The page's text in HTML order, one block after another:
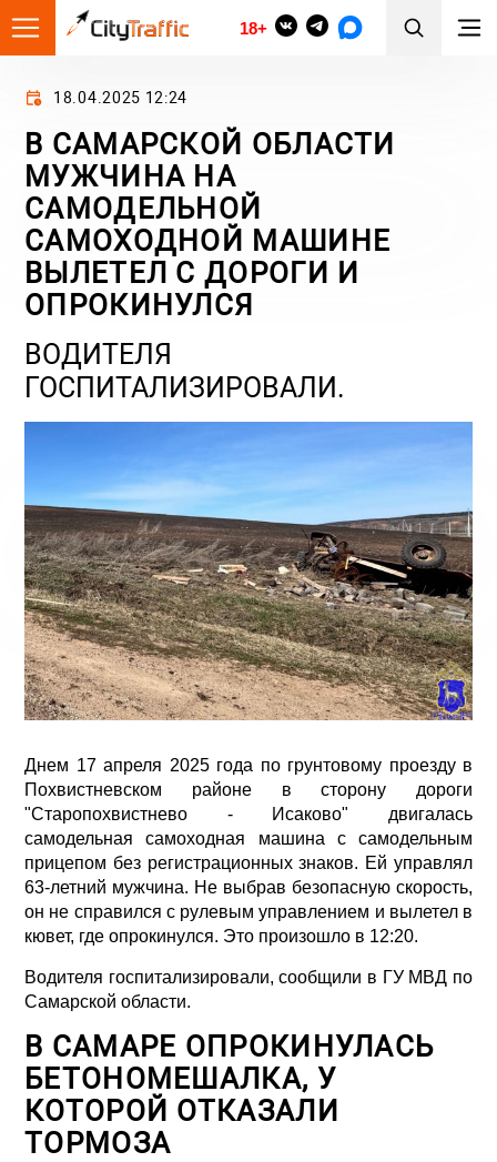
18+
18.04.2025 12:24
В САМАРСКОЙ ОБЛАСТИ
МУЖЧИНА НА
САМОДЕЛЬНОЙ
САМОХОДНОЙ МАШИНЕ
ВЫЛЕТЕЛ С ДОРОГИ И
ОПРОКИНУЛСЯ
ВОДИТЕЛЯ
ГОСПИТАЛИЗИРОВАЛИ.
Днем 17 апреля 2025 года по грунтовому проезду в
Похвистневском районе в сторону дороги
"Старопохвистнево - Исаково" двигалась
самодельная самоходная машина с самодельным
прицепом без регистрационных знаков. Ей управлял
63-летний мужчина. Не выбрав безопасную скорость,
он не справился с рулевым управлением и вылетел в
кювет, где опрокинулся. Это произошло в 12:20.
Водителя госпитализировали, сообщили в ГУ МВД по
Самарской области.
В САМАРЕ ОПРОКИНУЛАСЬ
БЕТОНОМЕШАЛКА, У
КОТОРОЙ ОТКАЗАЛИ
ТОРМОЗА